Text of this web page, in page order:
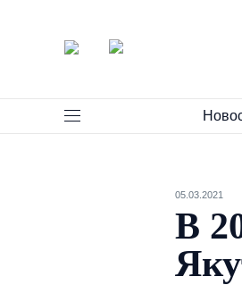
05.03.2021
В